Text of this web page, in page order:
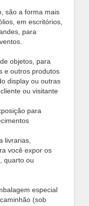
são a forma mais
em escritórios,
para
objetos, para
e outros produtos
display ou outras
ou visitante
para
livrarias,
você expor os
quarto ou
especial
(sob